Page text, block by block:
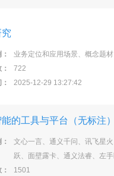
业务定位和应用场景、概念题
722
2025-12-29 13:27:42
能的工具与平台（无标注）
文心一言、通义千问、讯飞星
跃、面壁露卡、通义法睿、左
1501